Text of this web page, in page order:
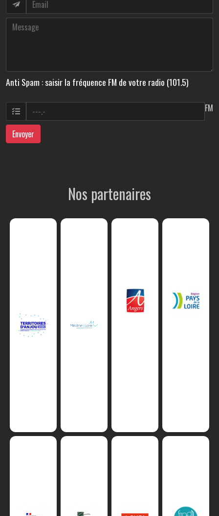
Anti Spam : saisir la fréquence FM de votre radio (101.5)
FM
Envoyer
Nos partenaires